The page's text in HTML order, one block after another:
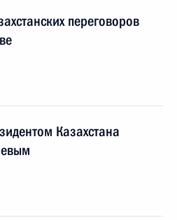
переговоров
Казахстана